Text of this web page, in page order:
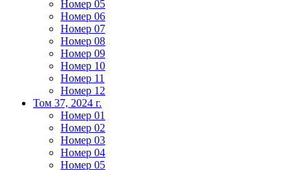
Номер 05
Номер 06
Номер 07
Номер 08
Номер 09
Номер 10
Номер 11
Номер 12
Том 37, 2024 г.
Номер 01
Номер 02
Номер 03
Номер 04
Номер 05